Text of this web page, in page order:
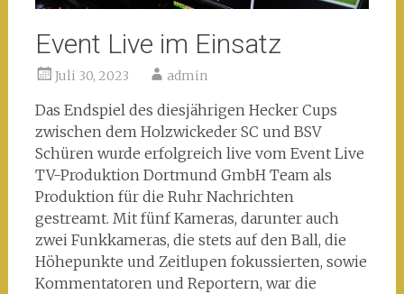
Event Live im Einsatz
Juli 30, 2023 admin
Das Endspiel des diesjährigen Hecker Cups
zwischen dem Holzwickeder SC und BSV
Schüren wurde erfolgreich live vom Event Live
TV-Produktion Dortmund GmbH Team als
Produktion für die Ruhr Nachrichten
gestreamt. Mit fünf Kameras, darunter auch
zwei Funkkameras, die stets auf den Ball, die
Höhepunkte und Zeitlupen fokussierten, sowie
Kommentatoren und Reportern, war die